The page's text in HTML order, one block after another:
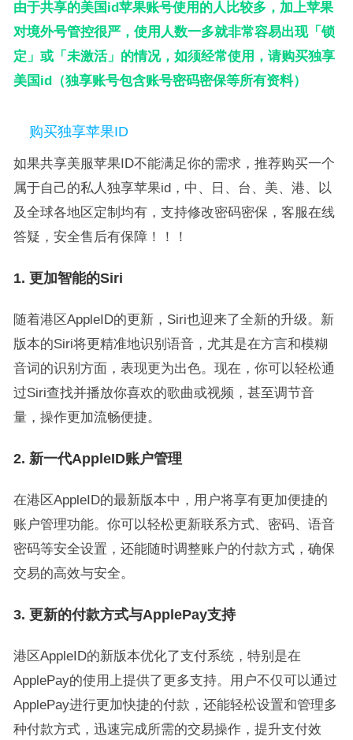
由于共享的美国id苹果账号使用的人比较多，加上苹果
对境外号管控很严，使用人数一多就非常容易出现「锁
定」或「未激活」的情况，如须经常使用，请购买独享
美国id（独享账号包含账号密码密保等所有资料）
购买独享苹果ID
如果共享美服苹果ID不能满足你的需求，推荐购买一个
属于自己的私人独享苹果id，中、日、台、美、港、以
及全球各地区定制均有，支持修改密码密保，客服在线
答疑，安全售后有保障！！！
1. 更加智能的Siri
随着港区AppleID的更新，Siri也迎来了全新的升级。新
版本的Siri将更精准地识别语音，尤其是在方言和模糊
音词的识别方面，表现更为出色。现在，你可以轻松通
过Siri查找并播放你喜欢的歌曲或视频，甚至调节音
量，操作更加流畅便捷。
2. 新一代AppleID账户管理
在港区AppleID的最新版本中，用户将享有更加便捷的
账户管理功能。你可以轻松更新联系方式、密码、语音
密码等安全设置，还能随时调整账户的付款方式，确保
交易的高效与安全。
3. 更新的付款方式与ApplePay支持
港区AppleID的新版本优化了支付系统，特别是在
ApplePay的使用上提供了更多支持。用户不仅可以通过
ApplePay进行更加快捷的付款，还能轻松设置和管理多
种付款方式，迅速完成所需的交易操作，提升支付效